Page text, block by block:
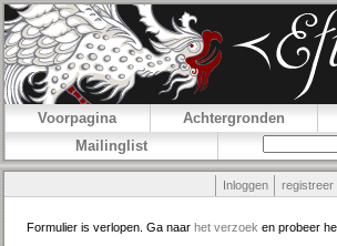
Voorpagina Achtergronden
Mailinglist
Inloggen registreer
Formulier is verlopen. Ga naar het verzoek en probeer